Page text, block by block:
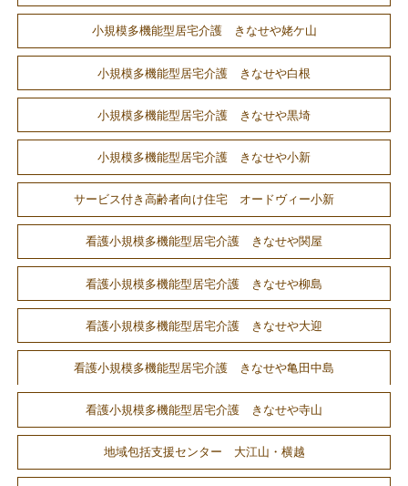
小規模多機能型居宅介護 きなせや姥ケ山
小規模多機能型居宅介護 きなせや白根
小規模多機能型居宅介護 きなせや黒埼
小規模多機能型居宅介護 きなせや小新
サービス付き高齢者向け住宅 オードヴィー小新
看護小規模多機能型居宅介護 きなせや関屋
看護小規模多機能型居宅介護 きなせや柳島
看護小規模多機能型居宅介護 きなせや大迎
看護小規模多機能型居宅介護 きなせや亀田中島
看護小規模多機能型居宅介護 きなせや寺山
地域包括支援センター 大江山・横越